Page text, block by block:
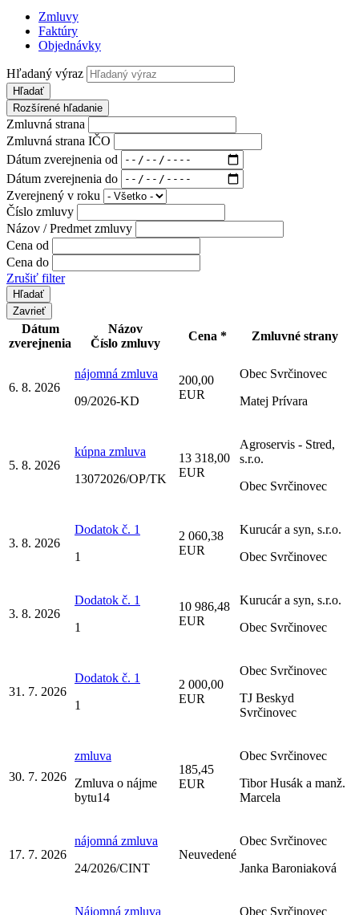
Zmluvy
Faktúry
Objednávky
Hľadaný výraz
Hľadať
Rozšírené hľadanie
Zmluvná strana
Zmluvná strana IČO
Dátum zverejnenia od
Dátum zverejnenia do
Zverejnený v roku
Číslo zmluvy
Názov / Predmet zmluvy
Cena od
Cena do
Zrušiť filter
Zavrieť
Dátum
zverejnenia
Názov
Číslo zmluvy
Cena * Zmluvné strany
6. 8. 2026
nájomná zmluva
09/2026-KD
200,00
EUR
Obec Svrčinovec
Matej Prívara
5. 8. 2026
kúpna zmluva
13072026/OP/TK
13 318,00
EUR
Agroservis - Stred,
s.r.o.
Obec Svrčinovec
3. 8. 2026
Dodatok č. 1
1
2 060,38
EUR
Kurucár a syn, s.r.o.
Obec Svrčinovec
3. 8. 2026
Dodatok č. 1
1
10 986,48
EUR
Kurucár a syn, s.r.o.
Obec Svrčinovec
31. 7. 2026
Dodatok č. 1
1
2 000,00
EUR
Obec Svrčinovec
TJ Beskyd
Svrčinovec
30. 7. 2026
zmluva
Zmluva o nájme
bytu14
185,45
EUR
Obec Svrčinovec
Tibor Husák a manž.
Marcela
17. 7. 2026
nájomná zmluva
24/2026/CINT
Neuvedené
Obec Svrčinovec
Janka Baroniaková
Nájomná zmluva Obec Svrčinovec